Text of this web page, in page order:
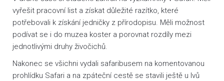
vyřešit pracovní list a získat důležité razítko, které
potřebovali k získání jedničky z přírodopisu. Měli možnost
podívat se i do muzea koster a porovnat rozdíly mezi
jednotlivými druhy živočichů.
Nakonec se všichni vydali safaribusem na komentovanou
prohlídku Safari a na zpáteční cestě se stavili ještě u lvů